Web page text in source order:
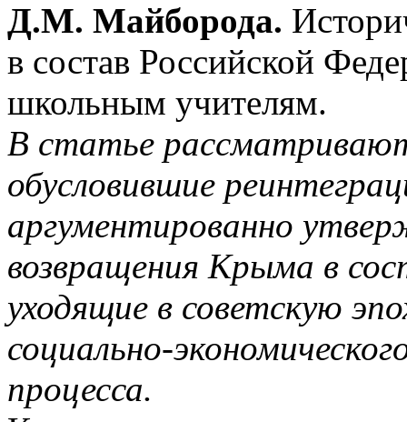
Д.М. Майборода.
в состав Российской
школьным учителям.
В статье
обусловившие
аргументированно
возвращения Крыма в
уходящие в советскую
социально-
процесса.